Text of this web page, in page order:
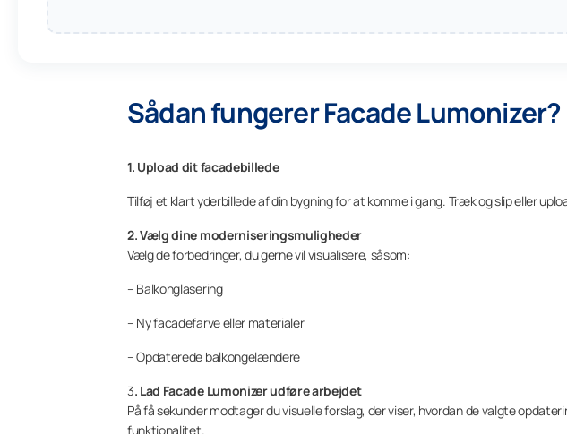
Sådan fungerer Facade Lumonizer?
1. Upload dit facadebillede
Tilføj et klart yderbillede af din bygning for at komme i gang. Træk og slip eller
2. Vælg dine moderniseringsmuligheder
Vælg de forbedringer, du gerne vil visualisere, såsom:
– Balkonglasering
– Ny facadefarve eller materialer
– Opdaterede balkongelændere
3. Lad Facade Lumonizer udføre arbejdet
På få sekunder modtager du visuelle forslag, der viser, hvordan de valgte
funktionalitet.